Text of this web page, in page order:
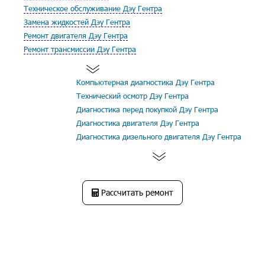
Техническое обслуживание Дэу Гентра
Замена жидкостей Дэу Гентра
Ремонт двигателя Дэу Гентра
Ремонт трансмиссии Дэу Гентра
Компьютерная диагностика Дэу Гентра
Технический осмотр Дэу Гентра
Диагностика перед покупкой Дэу Гентра
Диагностика двигателя Дэу Гентра
Диагностика дизельного двигателя Дэу Гентра
Рассчитать ремонт